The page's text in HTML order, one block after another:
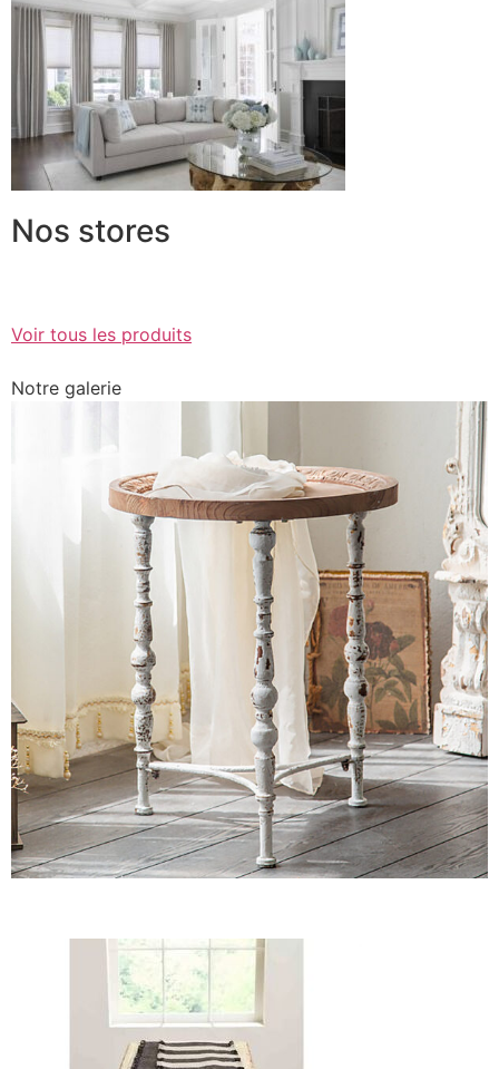
Nos stores
Voir tous les produits
Notre galerie